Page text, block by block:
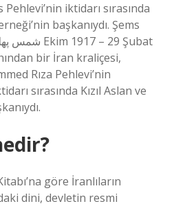
Pehlevi’nin iktidarı sırasında
başkanıydı. Şems
bir İran kraliçesi,
Rıza Pehlevi’nin
sırasında Kızıl Aslan ve
göre İranlıların
dini, devletin resmi